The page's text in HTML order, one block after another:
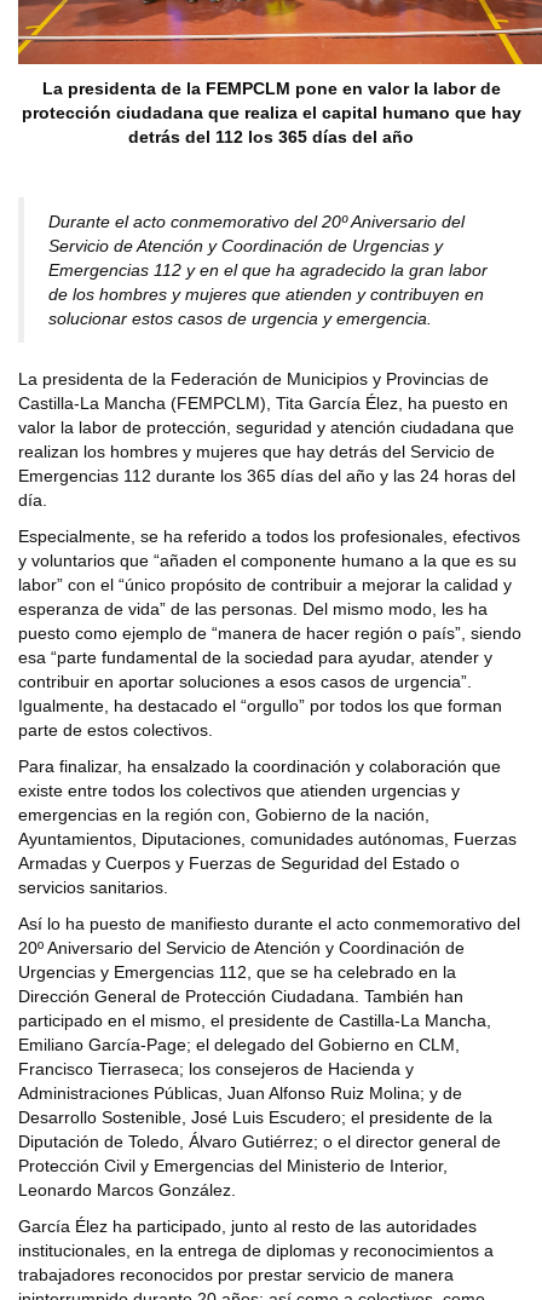
La presidenta de la FEMPCLM pone en valor la labor de
protección ciudadana que realiza el capital humano que hay
detrás del 112 los 365 días del año
Durante el acto conmemorativo del 20º Aniversario del
Servicio de Atención y Coordinación de Urgencias y
Emergencias 112 y en el que ha agradecido la gran labor
de los hombres y mujeres que atienden y contribuyen en
solucionar estos casos de urgencia y emergencia.
La presidenta de la Federación de Municipios y Provincias de
Castilla-La Mancha (FEMPCLM), Tita García Élez, ha puesto en
valor la labor de protección, seguridad y atención ciudadana que
realizan los hombres y mujeres que hay detrás del Servicio de
Emergencias 112 durante los 365 días del año y las 24 horas del
día.
Especialmente, se ha referido a todos los profesionales, efectivos
y voluntarios que “añaden el componente humano a la que es su
labor” con el “único propósito de contribuir a mejorar la calidad y
esperanza de vida” de las personas. Del mismo modo, les ha
puesto como ejemplo de “manera de hacer región o país”, siendo
esa “parte fundamental de la sociedad para ayudar, atender y
contribuir en aportar soluciones a esos casos de urgencia”.
Igualmente, ha destacado el “orgullo” por todos los que forman
parte de estos colectivos.
Para finalizar, ha ensalzado la coordinación y colaboración que
existe entre todos los colectivos que atienden urgencias y
emergencias en la región con, Gobierno de la nación,
Ayuntamientos, Diputaciones, comunidades autónomas, Fuerzas
Armadas y Cuerpos y Fuerzas de Seguridad del Estado o
servicios sanitarios.
Así lo ha puesto de manifiesto durante el acto conmemorativo del
20º Aniversario del Servicio de Atención y Coordinación de
Urgencias y Emergencias 112, que se ha celebrado en la
Dirección General de Protección Ciudadana. También han
participado en el mismo, el presidente de Castilla-La Mancha,
Emiliano García-Page; el delegado del Gobierno en CLM,
Francisco Tierraseca; los consejeros de Hacienda y
Administraciones Públicas, Juan Alfonso Ruiz Molina; y de
Desarrollo Sostenible, José Luis Escudero; el presidente de la
Diputación de Toledo, Álvaro Gutiérrez; o el director general de
Protección Civil y Emergencias del Ministerio de Interior,
Leonardo Marcos González.
García Élez ha participado, junto al resto de las autoridades
institucionales, en la entrega de diplomas y reconocimientos a
trabajadores reconocidos por prestar servicio de manera